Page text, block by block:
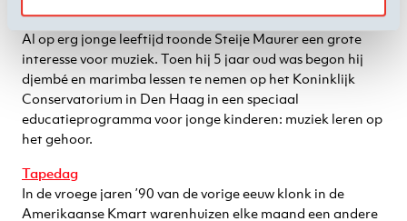
Steije Maurer
Al op erg jonge leeftijd toonde Steije Maurer een grote
interesse voor muziek. Toen hij 5 jaar oud was begon hij
djembé en marimba lessen te nemen op het Koninklijk
Conservatorium in Den Haag in een speciaal
educatieprogramma voor jonge kinderen: muziek leren op
het gehoor.
Tapedag
In de vroege jaren ’90 van de vorige eeuw klonk in de
Amerikaanse Kmart warenhuizen elke maand een andere